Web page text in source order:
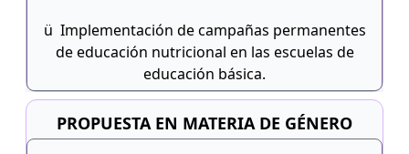
ü Implementación de campañas permanentes
de educación nutricional en las escuelas de
educación básica.
PROPUESTA EN MATERIA DE GÉNERO